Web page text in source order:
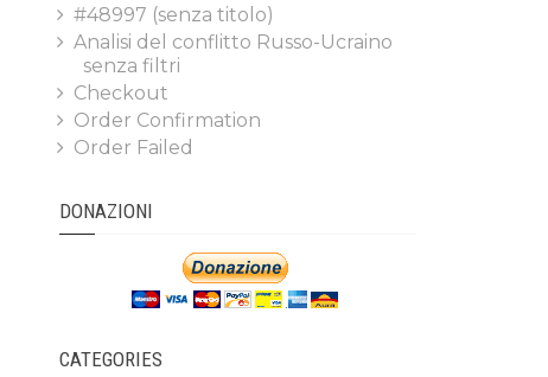
#48997 (senza titolo)
Analisi del conflitto Russo-Ucraino
senza filtri
Checkout
Order Confirmation
Order Failed
DONAZIONI
CATEGORIES